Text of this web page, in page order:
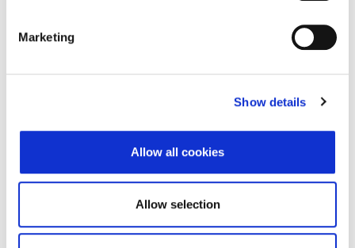
Marketing
Show details
Allow all cookies
Allow selection
LEI vezanog subjekta
Potvrđeno kod
()
Datum isteka subjekta
-
Adresa pravnog oblika
Poštanski broj